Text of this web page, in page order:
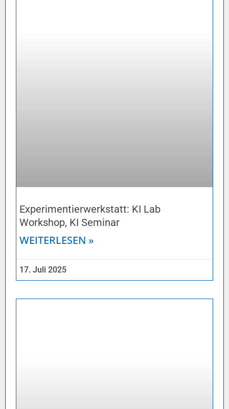
Experimentierwerkstatt: KI Lab
Workshop, KI Seminar
WEITERLESEN »
17. Juli 2025